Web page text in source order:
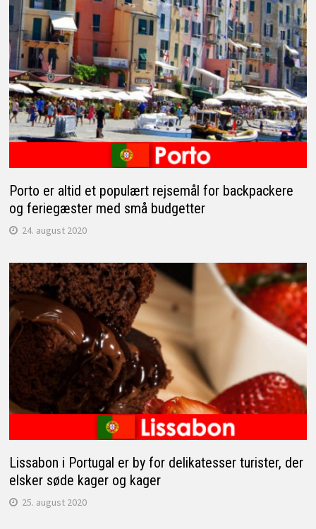
Porto er altid et populært rejsemål for backpackere
og feriegæster med små budgetter
24. august 2020
Lissabon i Portugal er by for delikatesser turister, der
elsker søde kager og kager
25. august 2020